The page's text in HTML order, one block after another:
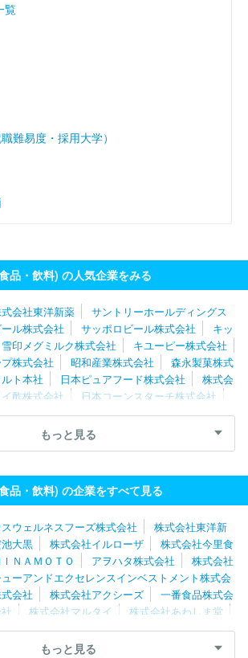
覧
難易度・採用大学）
品・飲料) の人気企業をみる
会社東洋新薬
サントリーホールディングス
ル株式会社 サッポロビール株式会社
キッ
雪印メグミルク株式会社
キユーピー株式会社
株式会社
昭和産業株式会社
森永製菓株式
ト本社 日本ピュアフード株式会社
株式会
酢株式会社
日本コーンスターチ株式会社
米久株式会社
ケンコーマヨネーズ株式会社
山崎製パン株式会社
キ
式会社
会社ニップン ミヨシ油脂株式会社
もっと見る
品・飲料) の企業をすべて見る
ウェルネスフーズ株式会社
株式会社東洋新
大黒 株式会社イルローザ
株式会社今里食
ＮＡＭＯＴＯ アヲハタ株式会社
株式会社
ーアンドエクセレンスインベストメント株式会
会社 株式会社アクシーズ
一番食品株式会
株式会社マルタイ
株式会社あわしま堂
ヤマサン食品工業株式会社
井村屋株式会社
シノブフーズ株式会社
もっと見る